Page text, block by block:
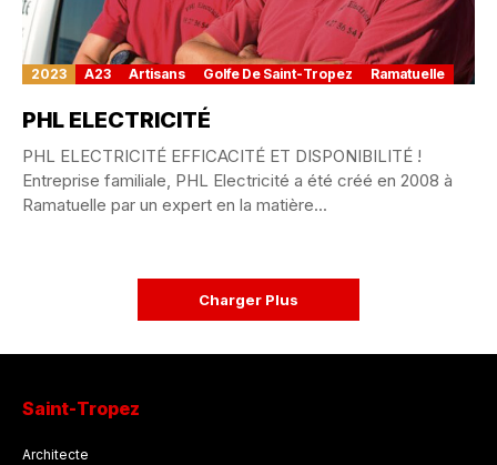
2023 A23 Artisans Golfe De Saint-Tropez Ramatuelle
PHL ELECTRICITÉ
PHL ELECTRICITÉ EFFICACITÉ ET DISPONIBILITÉ !
Entreprise familiale, PHL Electricité a été créé en 2008 à
Ramatuelle par un expert en la matière...
Charger Plus
Saint-Tropez
Architecte